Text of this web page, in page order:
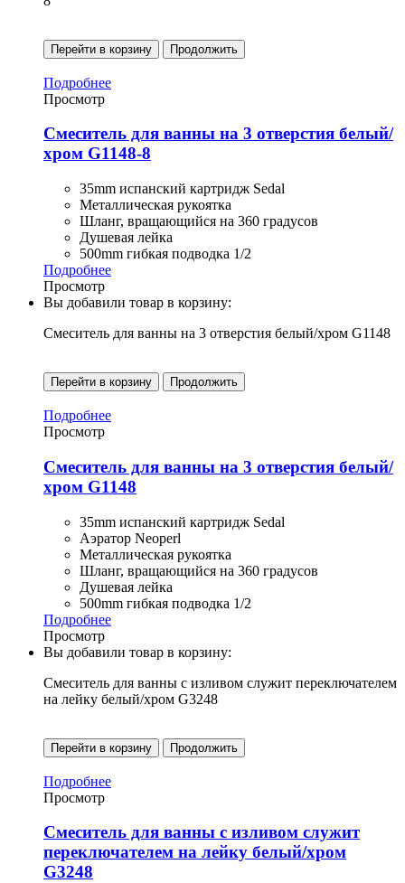
Перейти в корзину Продолжить
Подробнее
Просмотр
Смеситель для ванны на 3 отверстия белый/
хром G1148-8
35mm испанский картридж Sedal
Металлическая рукоятка
Шланг, вращающийся на 360 градусов
Душевая лейка
500mm гибкая подводка 1/2
Подробнее
Просмотр
Вы добавили товар в корзину:
Смеситель для ванны на 3 отверстия белый/хром G1148
Перейти в корзину Продолжить
Подробнее
Просмотр
Смеситель для ванны на 3 отверстия белый/
хром G1148
35mm испанский картридж Sedal
Аэратор Neoperl
Металлическая рукоятка
Шланг, вращающийся на 360 градусов
Душевая лейка
500mm гибкая подводка 1/2
Подробнее
Просмотр
Вы добавили товар в корзину:
Смеситель для ванны с изливом служит переключателем
на лейку белый/хром G3248
Перейти в корзину Продолжить
Подробнее
Просмотр
Смеситель для ванны с изливом служит
переключателем на лейку белый/хром
G3248